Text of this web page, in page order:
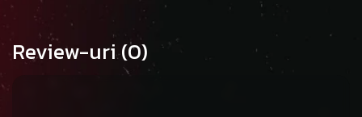
Review-uri(0)